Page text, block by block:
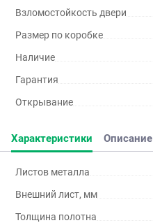
Взломостойкость двери
Размер по коробке
Наличие
Гарантия
Открывание
Характеристики Описание
Листов металла
Внешний лист, мм
Толщина полотна